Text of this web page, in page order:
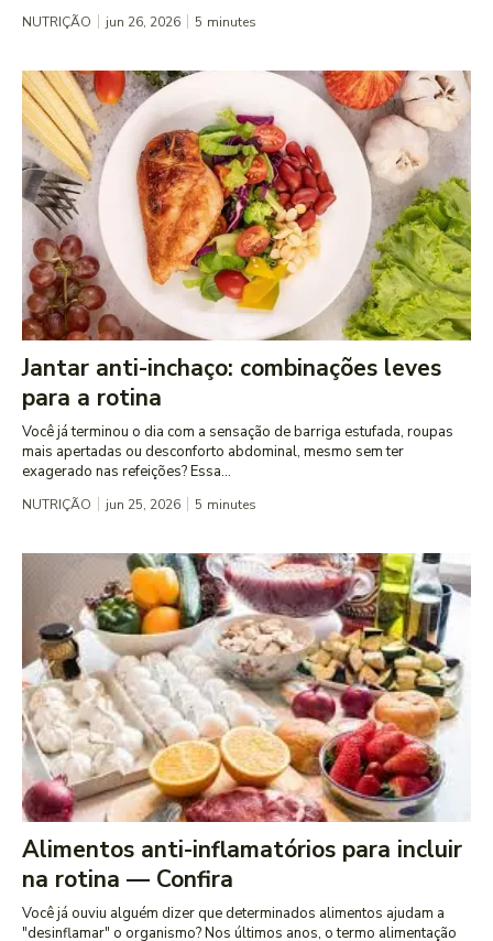
NUTRIÇÃO jun 26, 2026 5 minutes
Jantar anti-inchaço: combinações leves
para a rotina
Você já terminou o dia com a sensação de barriga estufada, roupas
mais apertadas ou desconforto abdominal, mesmo sem ter
exagerado nas refeições? Essa...
NUTRIÇÃO jun 25, 2026 5 minutes
Alimentos anti-inflamatórios para incluir
na rotina — Confira
Você já ouviu alguém dizer que determinados alimentos ajudam a
"desinflamar" o organismo? Nos últimos anos, o termo alimentação